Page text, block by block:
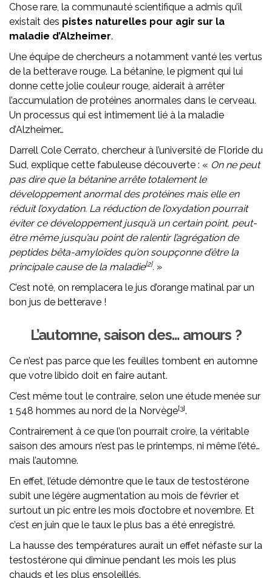
Chose rare, la communauté scientifique a admis qu’il
existait des pistes naturelles pour agir sur la
maladie d’Alzheimer.
Une équipe de chercheurs a notamment vanté les vertus
de la betterave rouge. La bétanine, le pigment qui lui
donne cette jolie couleur rouge, aiderait à arrêter
l’accumulation de protéines anormales dans le cerveau.
Un processus qui est intimement lié à la maladie
d’Alzheimer…
Darrell Cole Cerrato, chercheur à l’université de Floride du
Sud, explique cette fabuleuse découverte : « On ne peut
pas dire que la bétanine arrête totalement le
développement anormal des protéines mais elle en
réduit l’oxydation. La réduction de l’oxydation pourrait
éviter ce développement jusqu’à un certain point, peut-
être même jusqu’au point de ralentir l’agrégation de
peptides bêta-amyloïdes qu’on soupçonne d’être la
principale cause de la maladie[2]. »
C’est noté, on remplacera le jus d’orange matinal par un
bon jus de betterave !
L’automne, saison des… amours ?
Ce n’est pas parce que les feuilles tombent en automne
que votre libido doit en faire autant.
C’est même tout le contraire, selon une étude menée sur
1 548 hommes au nord de la Norvège[3].
Contrairement à ce que l’on pourrait croire, la véritable
saison des amours n’est pas le printemps, ni même l’été…
mais l’automne.
En effet, l’étude démontre que le taux de testostérone
subit une légère augmentation au mois de février et
surtout un pic entre les mois d’octobre et novembre. Et
c’est en juin que le taux le plus bas a été enregistré.
La hausse des températures aurait un effet néfaste sur la
testostérone qui diminue pendant les mois les plus
chauds et les plus ensoleillés.